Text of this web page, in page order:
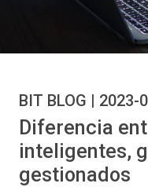
BIT BLOG | 2023-
Diferencia
inteligentes,
gestionados